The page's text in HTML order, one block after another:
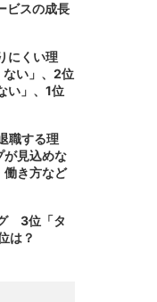
ビスの成長
にくい理
い」、2位
い」、1位
職する理
見込めな
働き方など
3位「タ
は？